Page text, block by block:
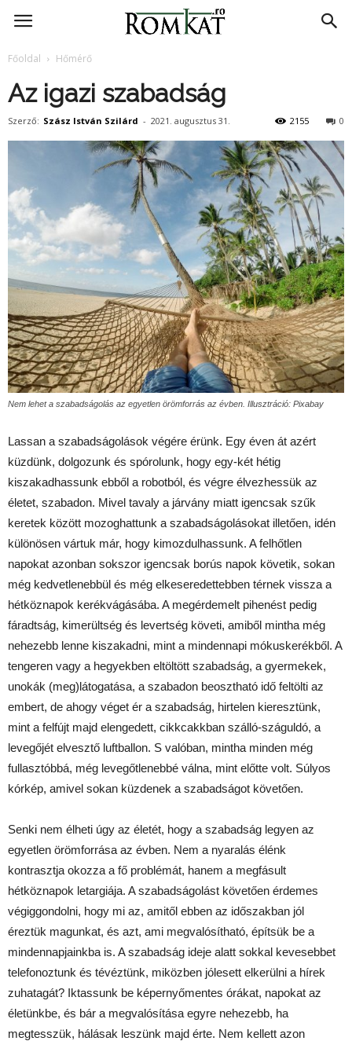
RomKat.ro
Főoldal Hőmérő
Az igazi szabadság
Szerző: Szász István Szilárd - 2021. augusztus 31. 0
2155
Nem lehet a szabadságolás az egyetlen örömforrás az évben. Illusztráció: Pixabay
Lassan a szabadságolások végére érünk. Egy éven át azért
küzdünk, dolgozunk és spórolunk, hogy egy-két hétig
kiszakadhassunk ebből a robotból, és végre élvezhessük az
életet, szabadon. Mivel tavaly a járvány miatt igencsak szűk
keretek között mozoghattunk a szabadságolásokat illetően, idén
különösen vártuk már, hogy kimozdulhassunk. A felhőtlen
napokat azonban sokszor igencsak borús napok követik, sokan
még kedvetlenebbül és még elkeseredettebben térnek vissza a
hétköznapok kerékvágásába. A megérdemelt pihenést pedig
fáradtság, kimerültség és levertség követi, amiből mintha még
nehezebb lenne kiszakadni, mint a mindennapi mókuskerékből. A
tengeren vagy a hegyekben eltöltött szabadság, a gyermekek,
unokák (meg)látogatása, a szabadon beosztható idő feltölti az
embert, de ahogy véget ér a szabadság, hirtelen kieresztünk,
mint a felfújt majd elengedett, cikkcakkban szálló-száguldó, a
levegőjét elvesztő luftballon. S valóban, mintha minden még
fullasztóbbá, még levegőtlenebbé válna, mint előtte volt. Súlyos
kórkép, amivel sokan küzdenek a szabadságot követően.
Senki nem élheti úgy az életét, hogy a szabadság legyen az
egyetlen örömforrása az évben. Nem a nyaralás élénk
kontrasztja okozza a fő problémát, hanem a megfásult
hétköznapok letargiája. A szabadságolást követően érdemes
végiggondolni, hogy mi az, amitől ebben az időszakban jól
éreztük magunkat, és azt, ami megvalósítható, építsük be a
mindennapjainkba is. A szabadság ideje alatt sokkal kevesebbet
telefonoztunk és tévéztünk, miközben jólesett elkerülni a hírek
zuhatagát? Iktassunk be képernyőmentes órákat, napokat az
életünkbe, és bár a megvalósítása egyre nehezebb, ha
megtesszük, hálásak leszünk majd érte. Nem kellett azon